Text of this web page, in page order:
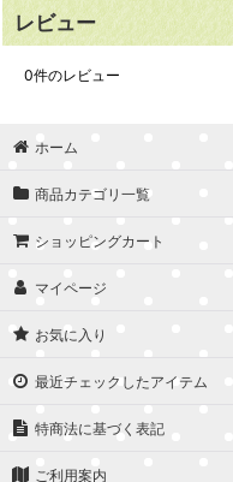
レビュー
0件のレビュー
ホーム
商品カテゴリ一覧
ショッピングカート
マイページ
お気に入り
最近チェックしたアイテム
特商法に基づく表記
ご利用案内